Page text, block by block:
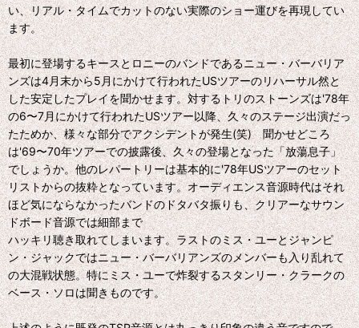
い、リアル・タイムでカットのない実際のショー運びを再現してい
ます。
最初に登場するキースとロニーのバンドであるニュー・バーバリア
ンズは4月末から5月にかけて行われたUSツアーのリハーサル然と
した安定したプレイを聞かせます。対するトリのストーンズは'78年
の6〜7月にかけて行われたUSツアー以降、久々のステージ出演だっ
たためか、様々な部分でアクシデントが発生(笑) 聞かせどころ
は'69〜70年ツアーでの披露後、久々の登場となった「放蕩息子」
でしょうか。他のレパートリーは基本的に'78年USツアーのセット
リストからの抜粋となっています。オーディエンス音源時代はそれ
ほど気にならなかったバンドのドタバタ振りも、クリアーなサウン
ドボード音源では細部まで
ハッキリ聴き取れてしまいます。ラストのミス・ユーとジャンピ
ン・ジャックではニュー・バーバリアンズのメンバーも入り乱れて
の大混戦状態。特にミス・ユーで炸裂するスタンリー・クラークの
ベース・ソロは聞きものです。